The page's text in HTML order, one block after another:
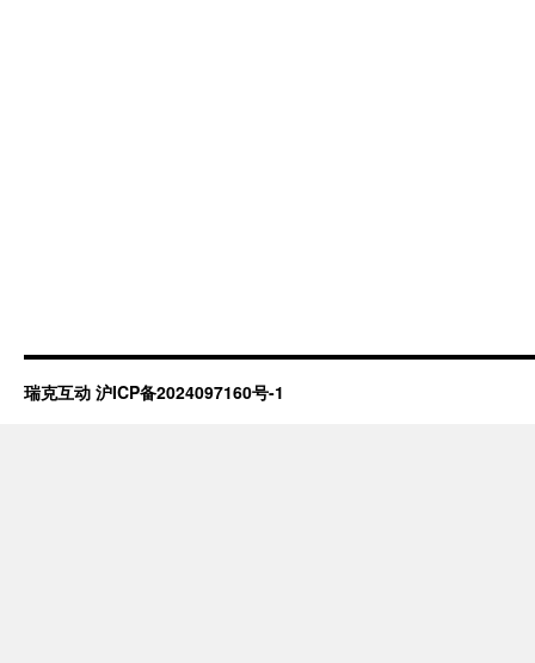
瑞克互动 沪ICP备2024097160号-1